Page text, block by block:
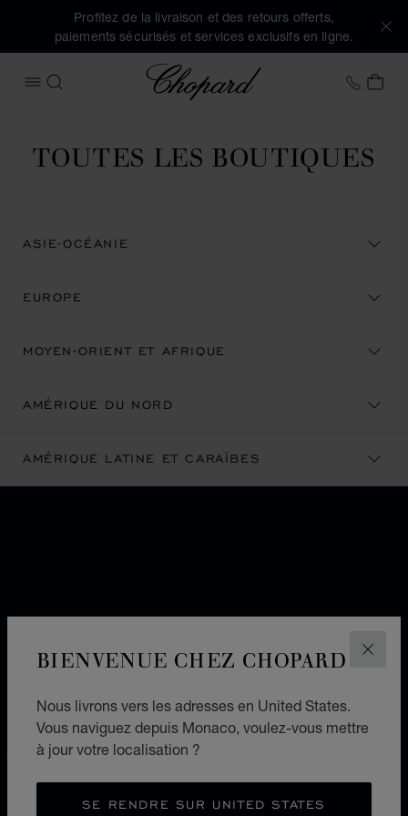
BIENVENUE CHEZ CHOPARD
Nous livrons vers les adresses en United States.
Vous naviguez depuis Monaco, voulez-vous mettre
à jour votre localisation ?
SE RENDRE SUR UNITED STATES
Profitez de la livraison et des retours offerts,
paiements sécurisés et services exclusifs en ligne.
OUVRIR LE MENU
RECHERCHER
Chopard +33
TOUTES LES BOUTIQUES
ASIE-OCÉANIE
EUROPE
MOYEN-ORIENT ET AFRIQUE
AMÉRIQUE DU NORD
AMÉRIQUE LATINE ET CARAÏBES
Email* S’INSCRIRE
LIVRAISON OFFERTE
PAIEMENT SÉCURISÉ